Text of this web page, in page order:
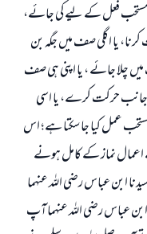
فعل کے لیے کی جائے،
یا اگلی صف میں جگہ بن
چلا جائے ، یا اپنی ہی صف
جانب حرکت کرے، یا اسی
عمل کیا جا سکتا ہے؛ اس
نماز کے کامل ہونے
ابن عباس رضی اللہ عنہما
ابن عباس رضی اللہ عنہما آپ